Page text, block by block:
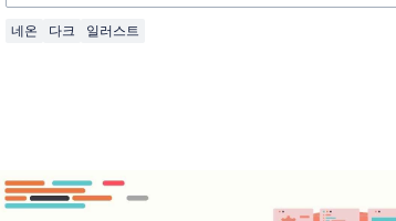
네온 다크 일러스트